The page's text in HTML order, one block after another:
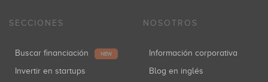
SECCIONES
Buscar financiación NEW
Invertir en startups
NOSOTROS
Información corporativa
Blog en inglés